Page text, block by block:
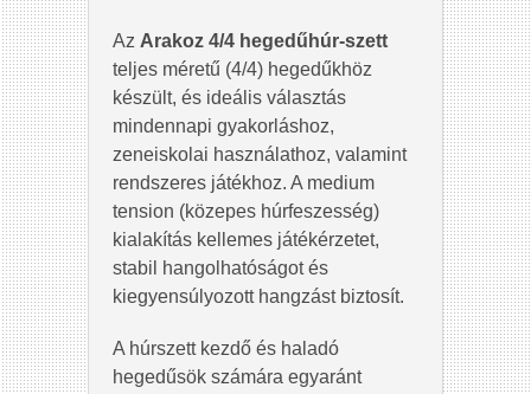
Az Arakoz 4/4 hegedűhúr-szett
teljes méretű (4/4) hegedűkhöz
készült, és ideális választás
mindennapi gyakorláshoz,
zeneiskolai használathoz, valamint
rendszeres játékhoz. A medium
tension (közepes húrfeszesség)
kialakítás kellemes játékérzetet,
stabil hangolhatóságot és
kiegyensúlyozott hangzást biztosít.
A húrszett kezdő és haladó
hegedűsök számára egyaránt